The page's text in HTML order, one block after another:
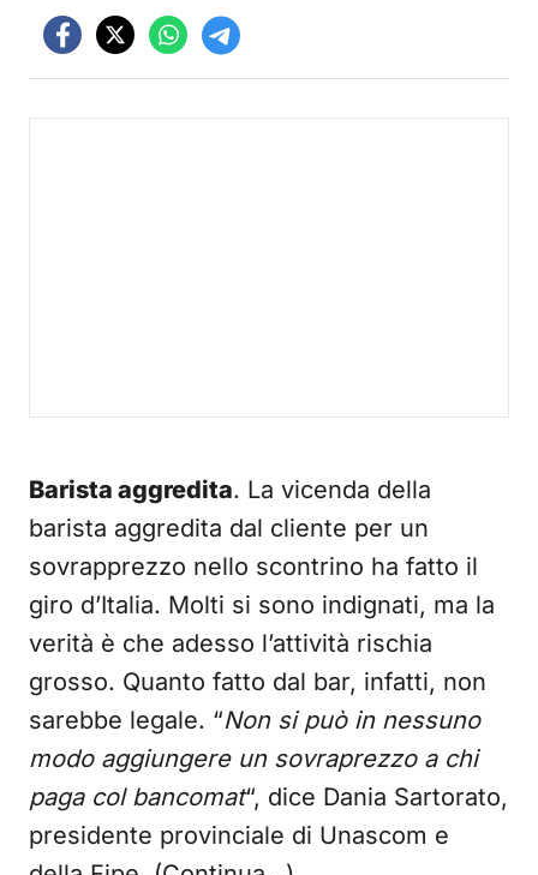
Barista aggredita. La vicenda della
barista aggredita dal cliente per un
sovrapprezzo nello scontrino ha fatto il
giro d’Italia. Molti si sono indignati, ma la
verità è che adesso l’attività rischia
grosso. Quanto fatto dal bar, infatti, non
sarebbe legale. “Non si può in nessuno
modo aggiungere un sovraprezzo a chi
paga col bancomat“, dice Dania Sartorato,
presidente provinciale di Unascom e